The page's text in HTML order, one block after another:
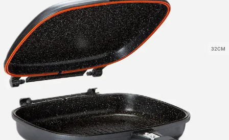
32CM